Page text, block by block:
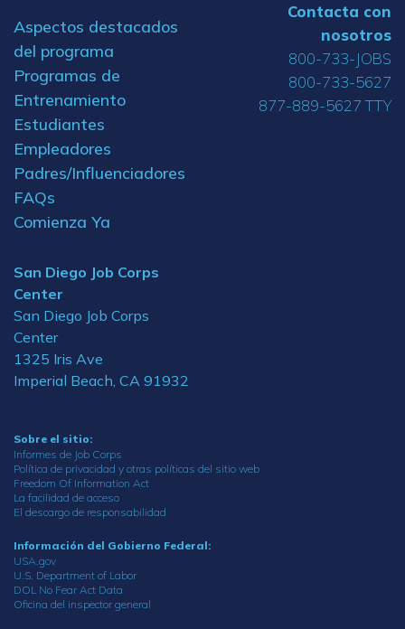
Aspectos destacados
del programa
Programas de
Entrenamiento
Estudiantes
Empleadores
Padres/Influenciadores
FAQs
Comienza Ya
San Diego Job Corps
Center
San Diego Job Corps
Center
1325 Iris Ave
Imperial Beach, CA 91932
Contacta con
nosotros
800-733-JOBS
800-733-5627
877-889-5627 TTY
Sobre el sitio:
Informes de Job Corps
Política de privacidad y otras políticas del sitio web
Freedom Of Information Act
La facilidad de acceso
El descargo de responsabilidad
Información del Gobierno Federal:
USA.gov
U.S. Department of Labor
DOL No Fear Act Data
Oficina del inspector general